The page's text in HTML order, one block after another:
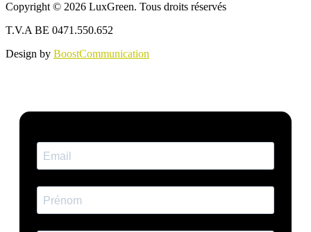
Copyright © 2026 LuxGreen. Tous droits réservés
T.V.A BE 0471.550.652
Design by BoostCommunication